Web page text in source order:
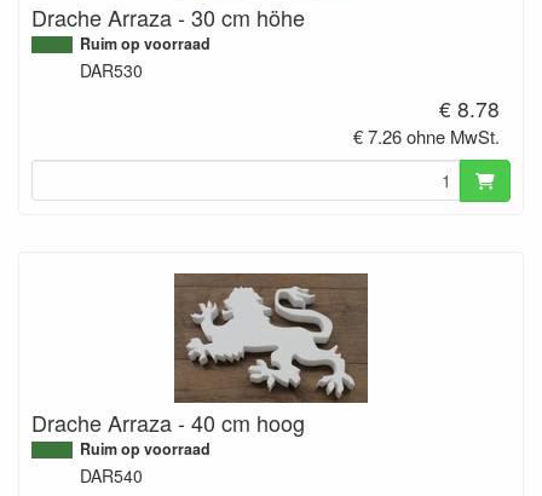
Drache Arraza - 30 cm höhe
Ruim op voorraad
DAR530
€ 8.78
€ 7.26 ohne MwSt.
Drache Arraza - 40 cm hoog
Ruim op voorraad
DAR540